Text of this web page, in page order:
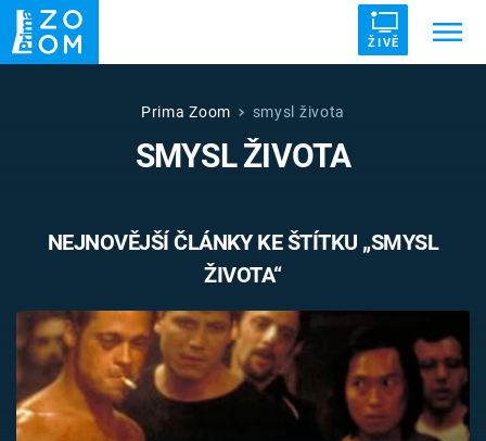
ŽIVĚ
UFO DRUHÁ SVĚTOVÁ VÁLKA
VETŘELCI DÁVNOVĚKU
Témata
Pořady
Prima Zoom smysl života
SMYSL ŽIVOTA
NEJNOVĚJŠÍ ČLÁNKY KE ŠTÍTKU „SMYSL
ŽIVOTA“